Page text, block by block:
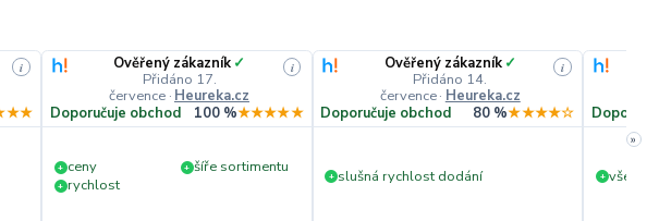
i Ověřený zákazník ✓
Přidáno 17.
července · Heureka.cz
i
Doporučuje obchod 100 %★★★★★
+ ceny + šíře sortimentu
+ rychlost
Ověřený zákazník ✓
Přidáno 14.
července· Heureka.cz
i
Doporučuje obchod 80 %★★★★☆
+ slušná rychlost dodání + vše v
»